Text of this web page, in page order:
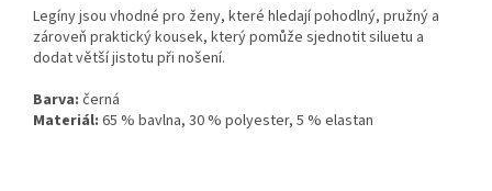
Legíny jsou vhodné pro ženy, které hledají pohodlný, pružný a
zároveň praktický kousek, který pomůže sjednotit siluetu a
dodat větší jistotu při nošení.
Barva: černá
Materiál: 65 % bavlna, 30 % polyester, 5 % elastan